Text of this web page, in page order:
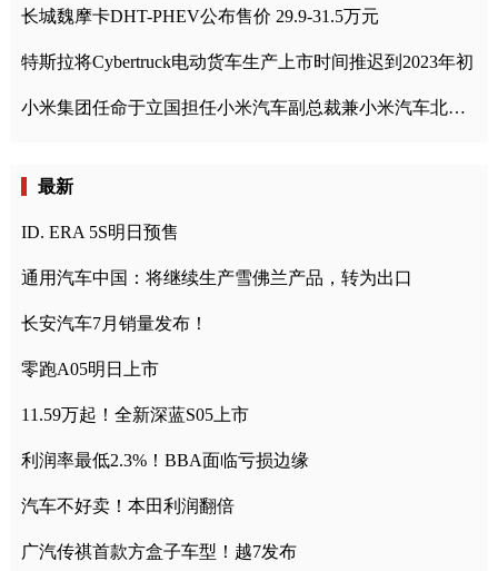
长城魏摩卡DHT-PHEV公布售价 29.9-31.5万元
特斯拉将Cybertruck电动货车生产上市时间推迟到2023年初
小米集团任命于立国担任小米汽车副总裁兼小米汽车北京总部政委
最新
ID. ERA 5S明日预售
通用汽车中国：将继续生产雪佛兰产品，转为出口
长安汽车7月销量发布！
零跑A05明日上市
11.59万起！全新深蓝S05上市
利润率最低2.3%！BBA面临亏损边缘
汽车不好卖！本田利润翻倍
广汽传祺首款方盒子车型！越7发布